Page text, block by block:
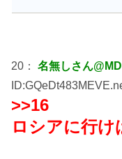
20： 名無しさん@MD
>>16
ロシアに行